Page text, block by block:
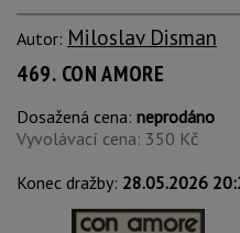
Autor: Miloslav Disman
469. CON AMORE
Dosažená cena: neprodáno
Vyvolávací cena: 350 Kč
Konec dražby: 28.05.2026